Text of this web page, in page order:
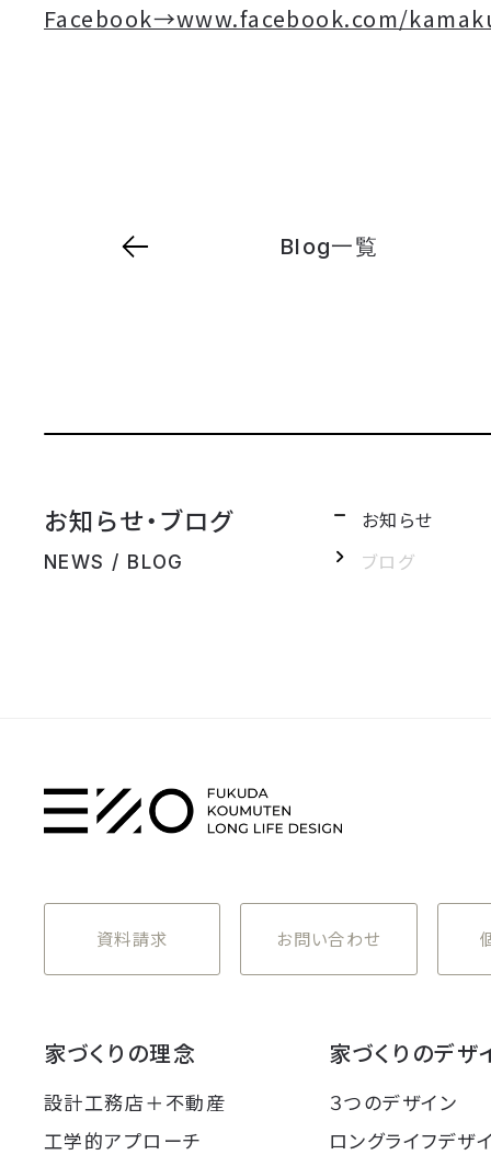
Facebook→www.facebook.com/
Blog一覧
お知らせ・ブログ
NEWS / BLOG
お知らせ
ブログ
資料請求 お問い合わせ
家づくりの理念
設計工務店＋不動産
工学的アプローチ
家づくりのデザ
３つのデザイン
ロングライフデザ